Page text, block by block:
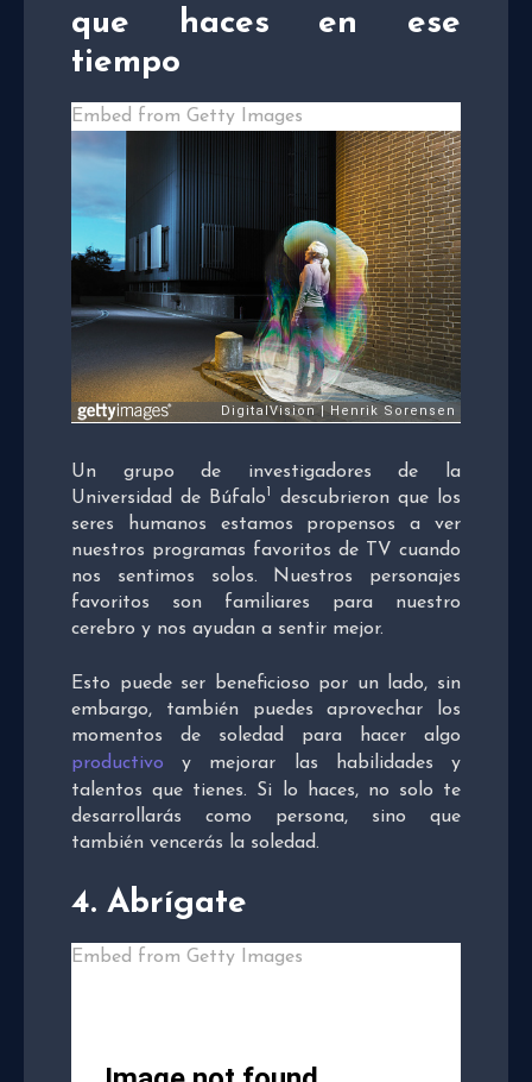
que haces en ese
tiempo
Embed from Getty Images
Un grupo de investigadores de la
Universidad de Búfalo1
descubrieron que los
seres humanos estamos propensos a ver
nuestros programas favoritos de TV cuando
nos sentimos solos. Nuestros personajes
favoritos son familiares para nuestro
cerebro y nos ayudan a sentir mejor.
Esto puede ser beneficioso por un lado, sin
embargo, también puedes aprovechar los
momentos de soledad para hacer algo
productivo y mejorar las habilidades y
talentos que tienes. Si lo haces, no solo te
desarrollarás como persona, sino que
también vencerás la soledad.
4. Abrígate
Embed from Getty Images